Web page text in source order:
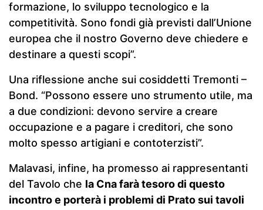
formazione, lo sviluppo tecnologico e la
competitività. Sono fondi già previsti dall’Unione
europea che il nostro Governo deve chiedere e
destinare a questi scopi”.
Una riflessione anche sui cosiddetti Tremonti –
Bond. “Possono essere uno strumento utile, ma
a due condizioni: devono servire a creare
occupazione e a pagare i creditori, che sono
molto spesso artigiani e contoterzisti”.
Malavasi, infine, ha promesso ai rappresentanti
del Tavolo che la Cna farà tesoro di questo
incontro e porterà i problemi di Prato sui tavoli